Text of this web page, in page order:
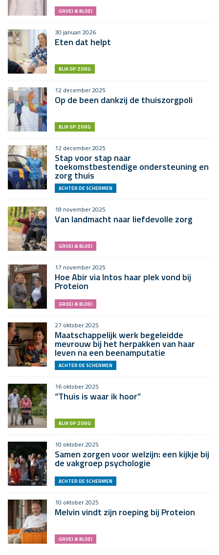
GROEI & BLOEI
30 januari 2026
Eten dat helpt
BLIK OP ZORG
12 december 2025
Op de been dankzij de thuiszorgpoli
BLIK OP ZORG
12 december 2025
Stap voor stap naar
toekomstbestendige ondersteuning en
zorg thuis
ACHTER DE SCHERMEN
18 november 2025
Van landmacht naar liefdevolle zorg
GROEI & BLOEI
17 november 2025
Hoe Abir via Intos haar plek vond bij
Proteion
GROEI & BLOEI
27 oktober 2025
Maatschappelijk werk begeleidde
mevrouw bij het herpakken van haar
leven na een beenamputatie
ACHTER DE SCHERMEN
16 oktober 2025
“Thuis is waar ik hoor”
BLIK OP ZORG
10 oktober 2025
Samen zorgen voor welzijn: een kijkje bij
de vakgroep psychologie
ACHTER DE SCHERMEN
10 oktober 2025
Melvin vindt zijn roeping bij Proteion
GROEI & BLOEI